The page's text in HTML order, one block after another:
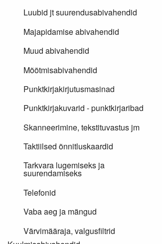
Luubid jt suurendusabivahendid
Majapidamise abivahendid
Muud abivahendid
Mõõtmisabivahendid
Punktkirjakirjutusmasinad
Punktkirjakuvarid - punktkirjaribad
Skanneerimine, tekstituvastus jm
Taktiilsed õnnitluskaardid
Tarkvara lugemiseks ja
suurendamiseks
Telefonid
Vaba aeg ja mängud
Värvimääraja, valgusfiltrid